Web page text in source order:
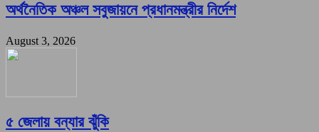
অর্থনৈতিক অঞ্চল সবুজায়নে প্রধানমন্ত্রীর নির্দেশ
August 3, 2026
৫ জেলায় বন্যার ঝুঁকি